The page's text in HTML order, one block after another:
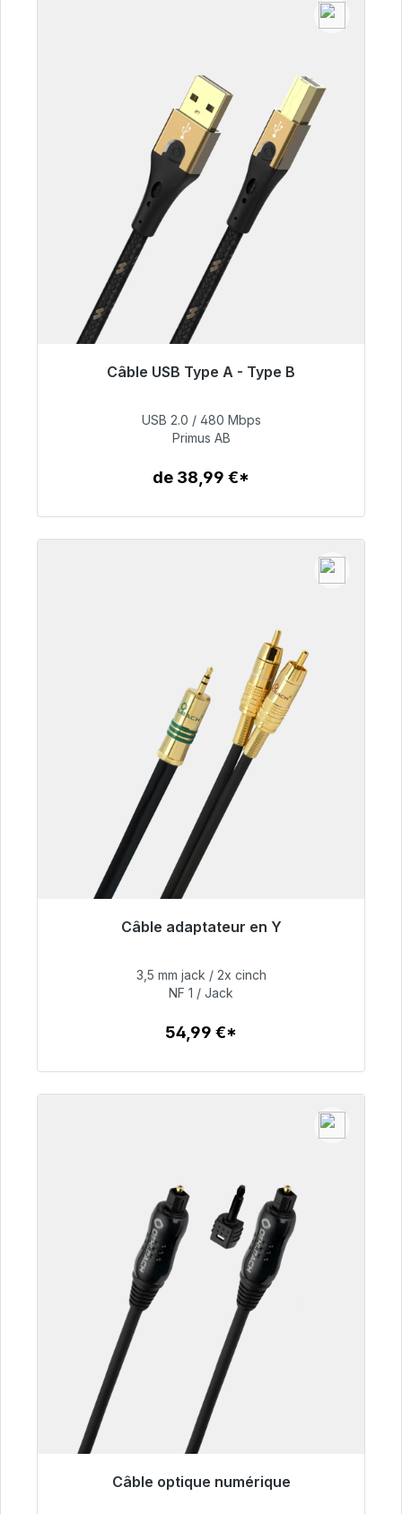
Câble USB Type A - Type B
76,99 €
USB 2.0 / 480 Mbps
Primus AB
de 38,99 €*
Câble adaptateur en Y
54,99 €
3,5 mm jack / 2x cinch
NF 1 / Jack
54,99 €*
Câble optique numérique